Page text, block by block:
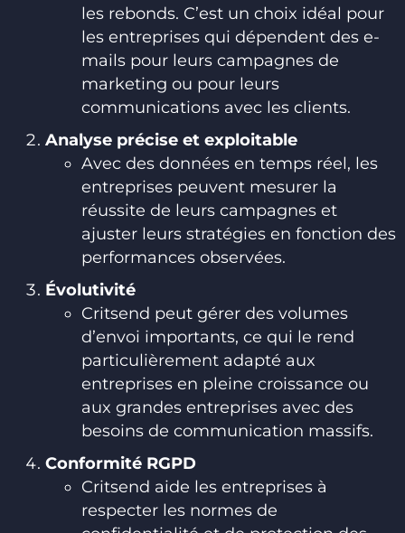
les rebonds. C’est un choix idéal pour
les entreprises qui dépendent des e-
mails pour leurs campagnes de
marketing ou pour leurs
communications avec les clients.
Analyse précise et exploitable
Avec des données en temps réel, les
entreprises peuvent mesurer la
réussite de leurs campagnes et
ajuster leurs stratégies en fonction des
performances observées.
Évolutivité
Critsend peut gérer des volumes
d’envoi importants, ce qui le rend
particulièrement adapté aux
entreprises en pleine croissance ou
aux grandes entreprises avec des
besoins de communication massifs.
Conformité RGPD
Critsend aide les entreprises à
respecter les normes de